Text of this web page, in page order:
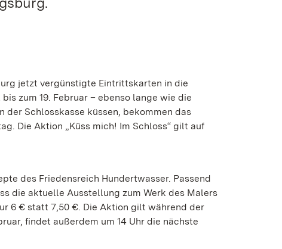
jetzt vergünstigte Eintrittskarten in die
zum 19. Februar – ebenso lange wie die
der Schlosskasse küssen, bekommen das
Die Aktion „Küss mich! Im Schloss“ gilt auf
des Friedensreich Hundertwasser. Passend
die aktuelle Ausstellung zum Werk des Malers
6 € statt 7,50 €. Die Aktion gilt während der
findet außerdem um 14 Uhr die nächste